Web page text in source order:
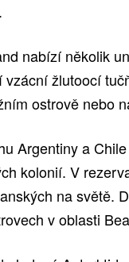
nabízí několik
vzácní žlutoocí
ostrově nebo
Argentiny a
kolonií. V
na světě.
v oblasti